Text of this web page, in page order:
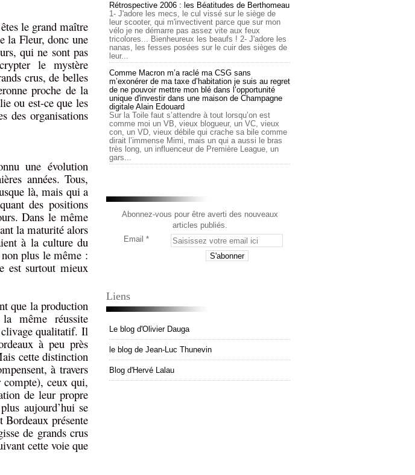
le grand maître
la Fleur, donc une
qui ne sont pas
le mystère
crus, de belles
proche de la
ou est-ce que les
des organisations
une évolution
années. Tous,
là, mais qui a
des positions
Dans le même
la maturité alors
à la culture du
plus le même :
est surtout mieux
que la production
même réussite
qualitatif. Il
à peu près
cette distinction
à travers
compte), ceux qui,
de leur propre
aujourd’hui se
présente
de grands crus
cette voie que
Rétrospective 2006 : les Béatitudes de Berthomeau
1- J'adore les mecs, le cul vissé sur le siège de
leur scooter, qui m'invectivent parce que sur mon
vélo je ne démarre pas assez vite aux feux
tricolores... Bienheureux les beaufs ! 2- J'adore les
nanas, les fesses posées sur le cuir des sièges de
leur...
Comme Macron m’a raclé ma CSG sans
m’exonérer de ma taxe d’habitation je suis au regret
de ne pouvoir mettre mon blé dans l’opportunité
unique d'investir dans une maison de Champagne
digitale Alain Edouard
Sur la Toile faut s’attendre à tout lorsqu’on est
comme moi un VB, vieux blogueur, un VC, vieux
con, un VD, vieux débile qui crache sa bile comme
dirait l’immense Mimi, mais un qui a aussi le bras
très long, un influenceur de Première League, un
gars...
Abonnez-vous pour être averti des nouveaux
articles publiés.
Email
Liens
Le blog d'Olivier Dauga
le blog de Jean-Luc Thunevin
Blog d'Hervé Lalau